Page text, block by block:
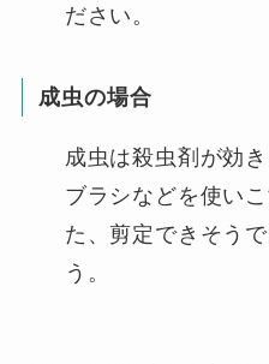
ださい。
成虫の場合
成虫は殺虫剤が効
ブラシなどを使い
た、剪定できそう
う。